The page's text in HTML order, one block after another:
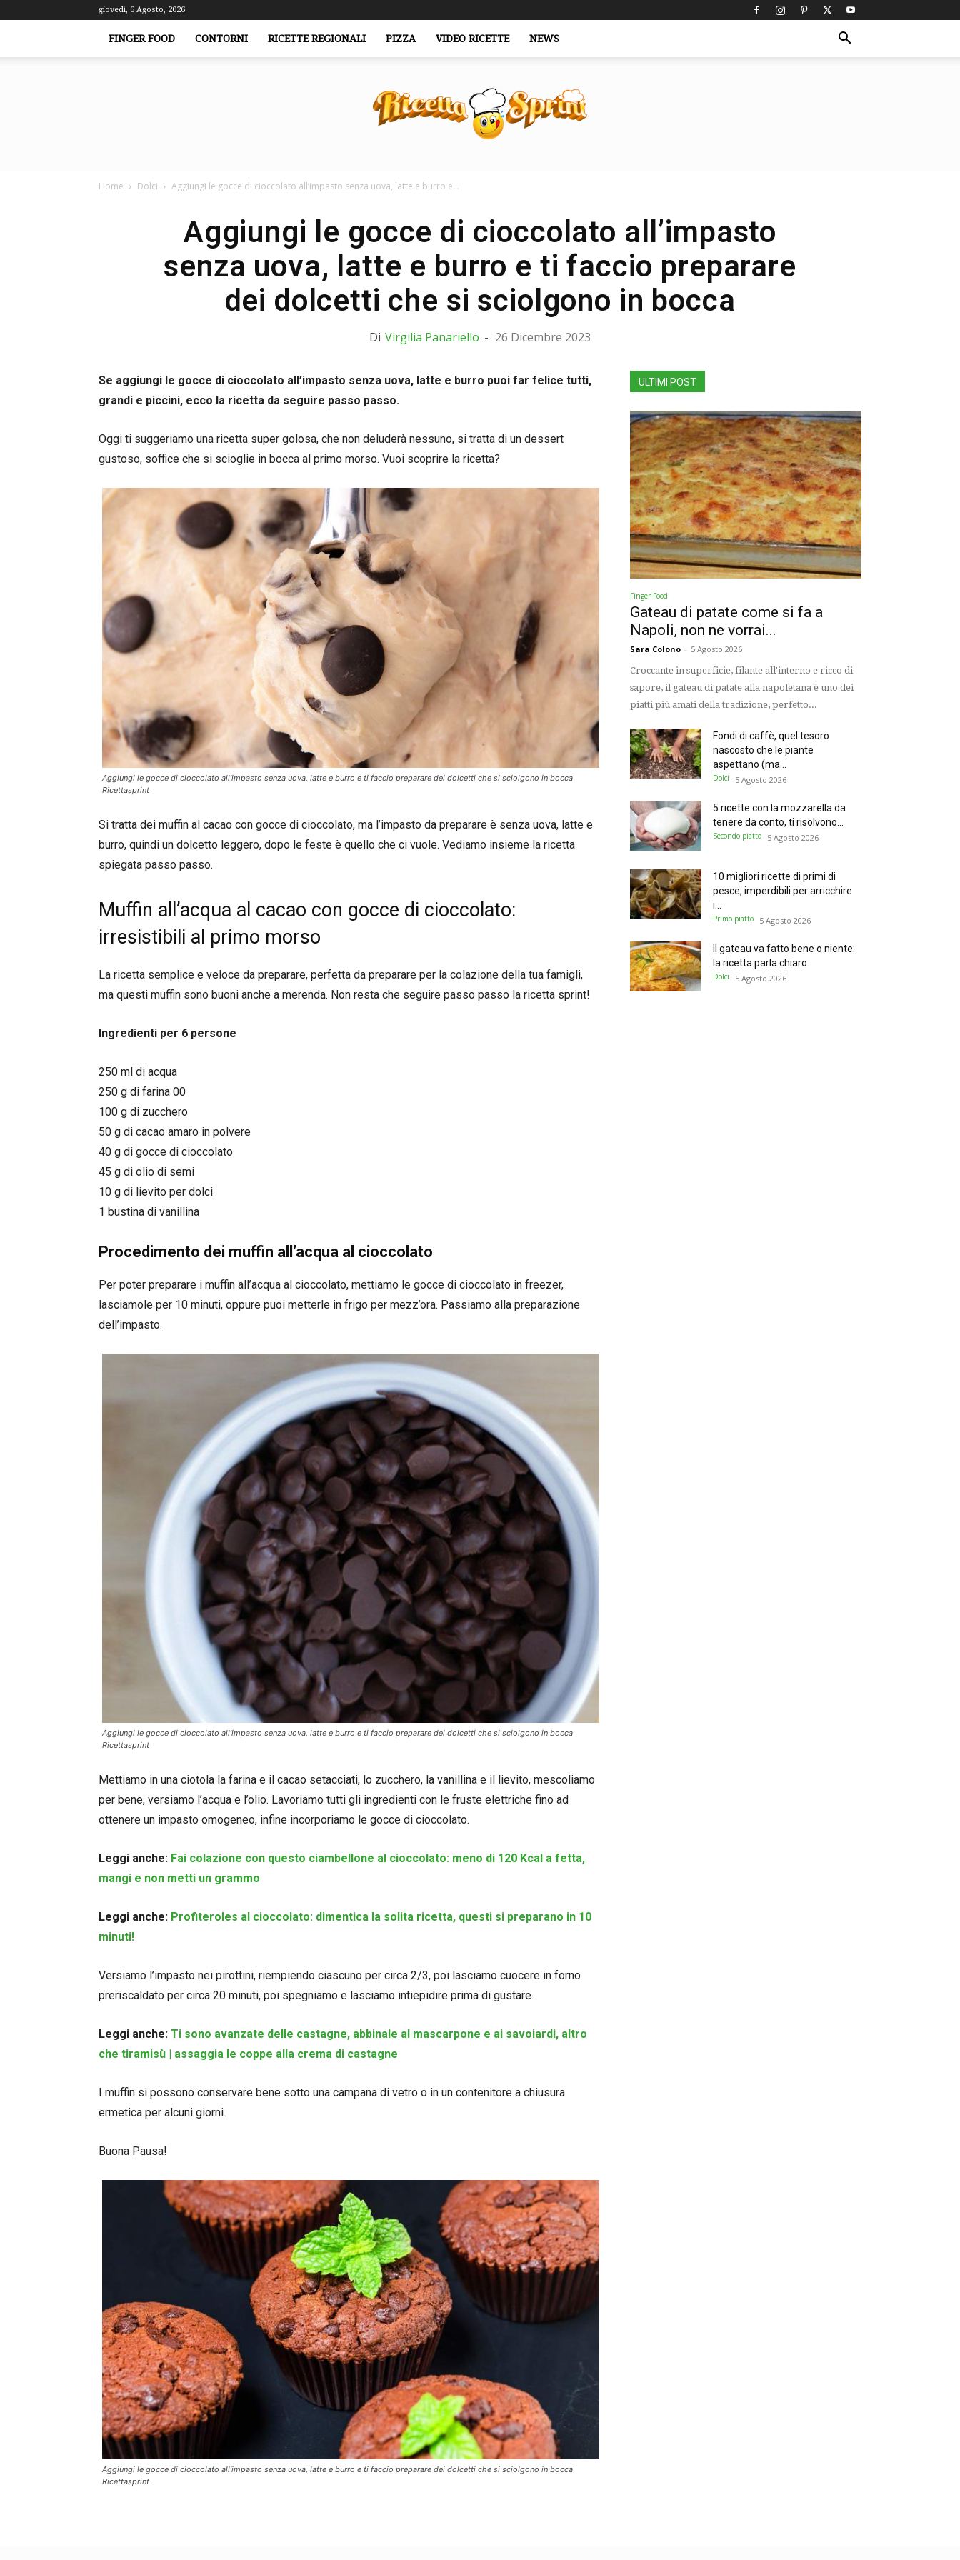
giovedì, 6 Agosto, 2026
FINGER FOOD CONTORNI RICETTE REGIONALI PIZZA VIDEO RICETTE NEWS
Home Dolci Aggiungi le gocce di cioccolato all’impasto senza uova, latte e burro e...
Aggiungi le gocce di cioccolato all’impasto
senza uova, latte e burro e ti faccio preparare
dei dolcetti che si sciolgono in bocca
Di Virgilia Panariello - 26 Dicembre 2023
Se aggiungi le gocce di cioccolato all’impasto senza uova, latte e burro puoi far felice tutti,
grandi e piccini, ecco la ricetta da seguire passo passo.
Oggi ti suggeriamo una ricetta super golosa, che non deluderà nessuno, si tratta di un dessert
gustoso, soffice che si scioglie in bocca al primo morso. Vuoi scoprire la ricetta?
Aggiungi le gocce di cioccolato all’impasto senza uova, latte e burro e ti faccio preparare dei dolcetti che si sciolgono in bocca
Ricettasprint
Si tratta dei muffin al cacao con gocce di cioccolato, ma l’impasto da preparare è senza uova, latte e
burro, quindi un dolcetto leggero, dopo le feste è quello che ci vuole. Vediamo insieme la ricetta
spiegata passo passo.
Muffin all’acqua al cacao con gocce di cioccolato:
irresistibili al primo morso
La ricetta semplice e veloce da preparare, perfetta da preparare per la colazione della tua famigli,
ma questi muffin sono buoni anche a merenda. Non resta che seguire passo passo la ricetta sprint!
Ingredienti per 6 persone
250 ml di acqua
250 g di farina 00
100 g di zucchero
50 g di cacao amaro in polvere
40 g di gocce di cioccolato
45 g di olio di semi
10 g di lievito per dolci
1 bustina di vanillina
Procedimento dei muffin all’acqua al cioccolato
Per poter preparare i muffin all’acqua al cioccolato, mettiamo le gocce di cioccolato in freezer,
lasciamole per 10 minuti, oppure puoi metterle in frigo per mezz’ora. Passiamo alla preparazione
dell’impasto.
Aggiungi le gocce di cioccolato all’impasto senza uova, latte e burro e ti faccio preparare dei dolcetti che si sciolgono in bocca
Ricettasprint
Mettiamo in una ciotola la farina e il cacao setacciati, lo zucchero, la vanillina e il lievito, mescoliamo
per bene, versiamo l’acqua e l’olio. Lavoriamo tutti gli ingredienti con le fruste elettriche fino ad
ottenere un impasto omogeneo, infine incorporiamo le gocce di cioccolato.
Leggi anche: Fai colazione con questo ciambellone al cioccolato: meno di 120 Kcal a fetta,
mangi e non metti un grammo
Leggi anche: Profiteroles al cioccolato: dimentica la solita ricetta, questi si preparano in 10
minuti!
Versiamo l’impasto nei pirottini, riempiendo ciascuno per circa 2/3, poi lasciamo cuocere in forno
preriscaldato per circa 20 minuti, poi spegniamo e lasciamo intiepidire prima di gustare.
Leggi anche: Ti sono avanzate delle castagne, abbinale al mascarpone e ai savoiardi, altro
che tiramisù | assaggia le coppe alla crema di castagne
I muffin si possono conservare bene sotto una campana di vetro o in un contenitore a chiusura
ermetica per alcuni giorni.
Buona Pausa!
Aggiungi le gocce di cioccolato all’impasto senza uova, latte e burro e ti faccio preparare dei dolcetti che si sciolgono in bocca
Ricettasprint
ULTIMI POST
Finger Food
Gateau di patate come si fa a
Napoli, non ne vorrai...
Sara Colono - 5 Agosto 2026
Croccante in superficie, filante all'interno e ricco di
sapore, il gateau di patate alla napoletana è uno dei
piatti più amati della tradizione, perfetto...
Fondi di caffè, quel tesoro
nascosto che le piante
aspettano (ma...
Dolci 5 Agosto 2026
5 ricette con la mozzarella da
tenere da conto, ti risolvono...
Secondo piatto 5 Agosto 2026
10 migliori ricette di primi di
pesce, imperdibili per arricchire
i...
Primo piatto 5 Agosto 2026
Il gateau va fatto bene o niente:
la ricetta parla chiaro
Dolci 5 Agosto 2026